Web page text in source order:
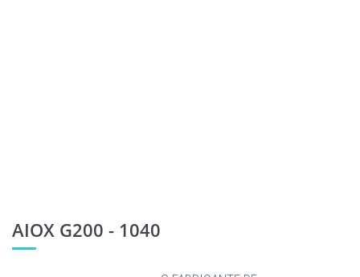
AIOX G200 - 1040